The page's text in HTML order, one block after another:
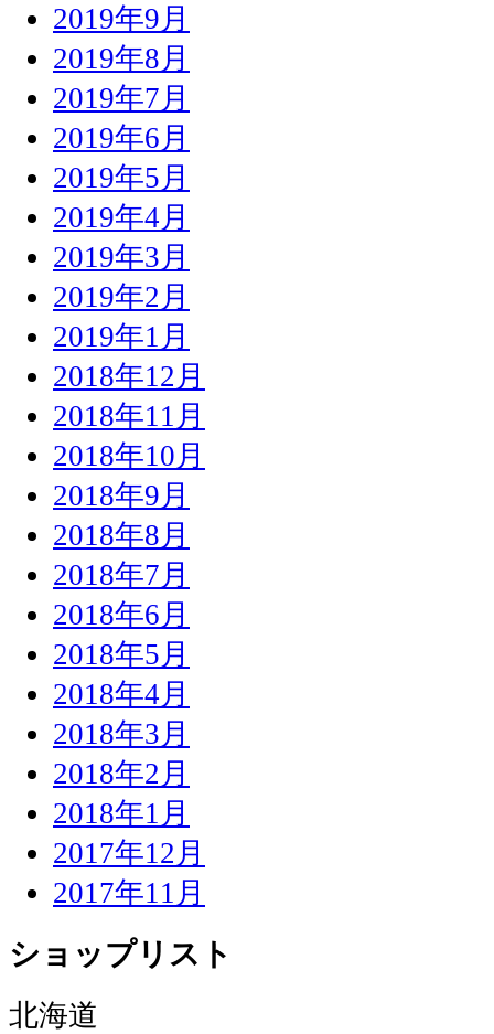
2019年9月
2019年8月
2019年7月
2019年6月
2019年5月
2019年4月
2019年3月
2019年2月
2019年1月
2018年12月
2018年11月
2018年10月
2018年9月
2018年8月
2018年7月
2018年6月
2018年5月
2018年4月
2018年3月
2018年2月
2018年1月
2017年12月
2017年11月
ショップリスト
北海道